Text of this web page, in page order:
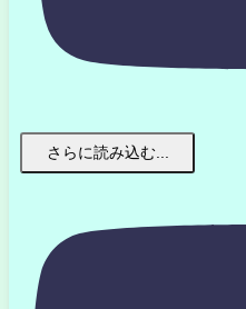
さらに読み込む...